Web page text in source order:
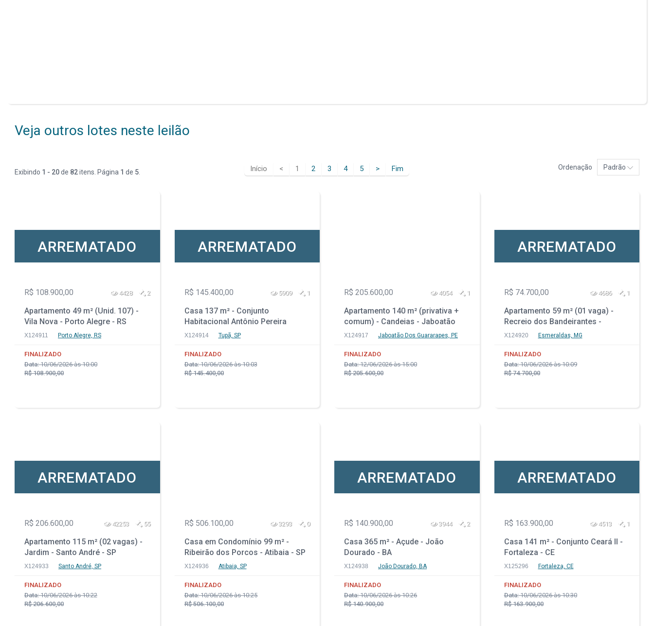
Veja outros lotes neste leilão
Exibindo 1 - 20de 82itens. Página 1 de 5 Início < 1 2 3 4 5 > Fim Ordenação Padrão
ARREMATADO
R$ 108.900,00 4428 2
Apartamento 49 m² (Unid. 107) -
Vila Nova - Porto Alegre - RS
X124911 Porto Alegre, RS
FINALIZADO
Data:10/06/2026 às 10:00
R$ 108.900,00
ARREMATADO
R$ 145.400,00 5909 1
Casa 137 m² - Conjunto
Habitacional Antônio Pereira
Gaspar - Tupã - SP
X124914 Tupã, SP
FINALIZADO
Data:10/06/2026 às 10:03
R$ 145.400,00
R$ 205.600,00 4054 1
Apartamento 140 m² (privativa +
comum) - Candeias - Jaboatão
dos Guararapes - PE
X124917 Jaboatão Dos Guararapes, PE
FINALIZADO
Data:12/06/2026 às 15:00
R$ 205.600,00
ARREMATADO
R$ 74.700,00 4686 1
Apartamento 59 m² (01 vaga) -
Recreio dos Bandeirantes -
Esmeraldas - MG
X124920 Esmeraldas, MG
FINALIZADO
Data:10/06/2026 às 10:09
R$ 74.700,00
ARREMATADO
R$ 206.600,00 42253 55
Apartamento 115 m² (02 vagas) -
Jardim - Santo André - SP
X124933 Santo André, SP
FINALIZADO
Data:10/06/2026 às 10:22
R$ 206.600,00
R$ 506.100,00 3293 0
Casa em Condomínio 99 m² -
Ribeirão dos Porcos - Atibaia - SP
X124936 Atibaia, SP
FINALIZADO
Data:10/06/2026 às 10:25
R$ 506.100,00
ARREMATADO
R$ 140.900,00 3944 2
Casa 365 m² - Açude - João
Dourado - BA
X124938 João Dourado, BA
FINALIZADO
Data:10/06/2026 às 10:26
R$ 140.900,00
ARREMATADO
R$ 163.900,00 4513 1
Casa 141 m² - Conjunto Ceará II -
Fortaleza - CE
X125296 Fortaleza, CE
FINALIZADO
Data:10/06/2026 às 10:30
R$ 163.900,00